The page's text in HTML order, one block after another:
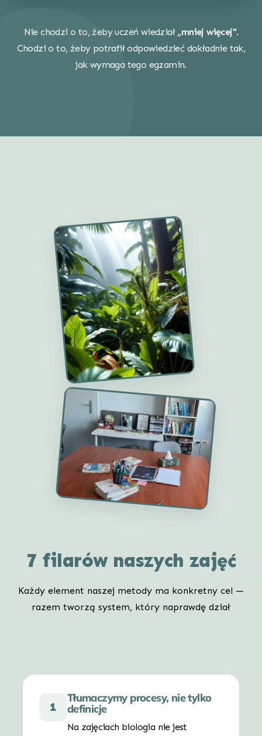
Nie chodzi o to, żeby uczeń wiedział „mniej więcej".
Chodzi o to, żeby potrafił odpowiedzieć dokładnie tak,
jak wymaga tego egzamin.
7 filarów naszych zajęć
Każdy element naszej metody ma konkretny cel —
razem tworzą system, który naprawdę dział
1
Tłumaczymy procesy, nie tylko
definicje
Na zajęciach biologia nie jest